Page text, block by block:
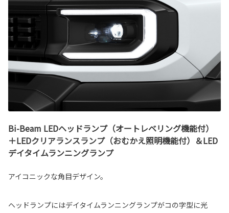
Bi-Beam LEDヘッドランプ（オートレベリング機能付）
＋LEDクリアランスランプ（おむかえ照明機能付）＆LED
デイタイムランニングランプ
アイコニックな角目デザイン。
ヘッドランプにはデイタイムランニングランプがコの字型に光